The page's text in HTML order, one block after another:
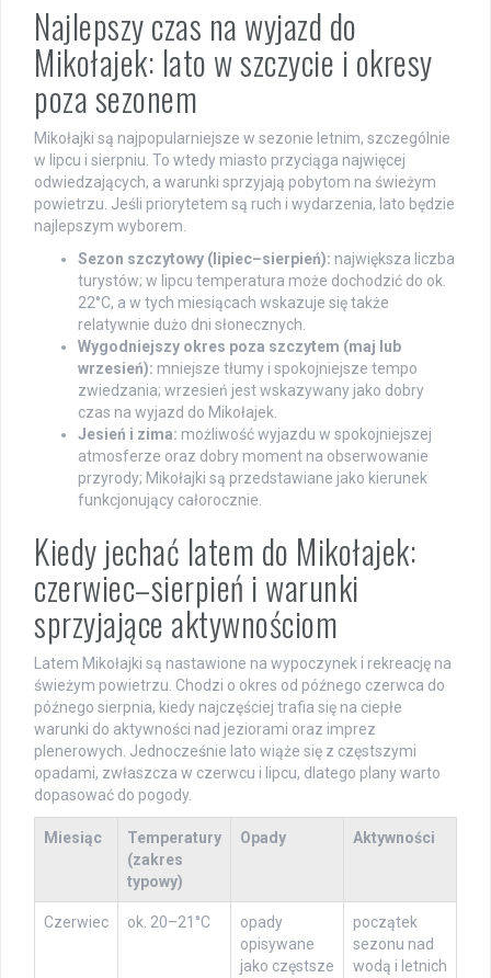
Najlepszy czas na wyjazd do
Mikołajek: lato w szczycie i okresy
poza sezonem
Mikołajki są najpopularniejsze w sezonie letnim, szczególnie
w lipcu i sierpniu. To wtedy miasto przyciąga najwięcej
odwiedzających, a warunki sprzyjają pobytom na świeżym
powietrzu. Jeśli priorytetem są ruch i wydarzenia, lato będzie
najlepszym wyborem.
Sezon szczytowy (lipiec–sierpień): największa liczba
turystów; w lipcu temperatura może dochodzić do ok.
22°C, a w tych miesiącach wskazuje się także
relatywnie dużo dni słonecznych.
Wygodniejszy okres poza szczytem (maj lub
wrzesień): mniejsze tłumy i spokojniejsze tempo
zwiedzania; wrzesień jest wskazywany jako dobry
czas na wyjazd do Mikołajek.
Jesień i zima: możliwość wyjazdu w spokojniejszej
atmosferze oraz dobry moment na obserwowanie
przyrody; Mikołajki są przedstawiane jako kierunek
funkcjonujący całorocznie.
Kiedy jechać latem do Mikołajek:
czerwiec–sierpień i warunki
sprzyjające aktywnościom
Latem Mikołajki są nastawione na wypoczynek i rekreację na
świeżym powietrzu. Chodzi o okres od późnego czerwca do
późnego sierpnia, kiedy najczęściej trafia się na ciepłe
warunki do aktywności nad jeziorami oraz imprez
plenerowych. Jednocześnie lato wiąże się z częstszymi
opadami, zwłaszcza w czerwcu i lipcu, dlatego plany warto
dopasować do pogody.
Miesiąc
Temperatury
(zakres
typowy)
Opady Aktywności
Czerwiec ok. 20–21°C
opady
opisywane
jako częstsze
początek
sezonu nad
wodą i letnich